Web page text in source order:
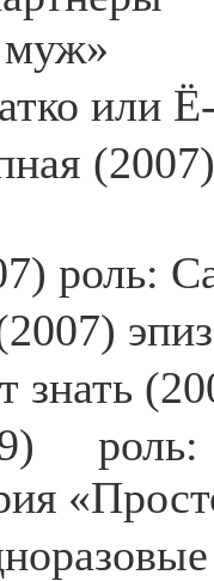
муж»
или
роль:
роль: